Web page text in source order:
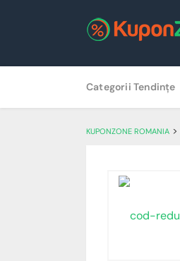
to
content
Categorii Tendințe
KUPONZONE ROMANIA >